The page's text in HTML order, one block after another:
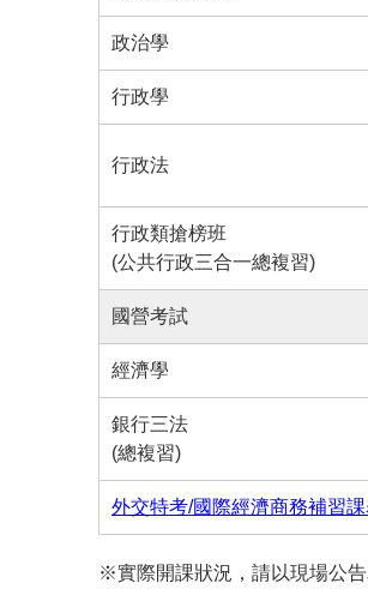
政治學
行政學
行政法
行政類搶榜班
(公共行政三合一總複習)
國營考試
經濟學
銀行三法
(總複習)
外交特考/國際經濟商務補習
※實際開課狀況，請以現場公告